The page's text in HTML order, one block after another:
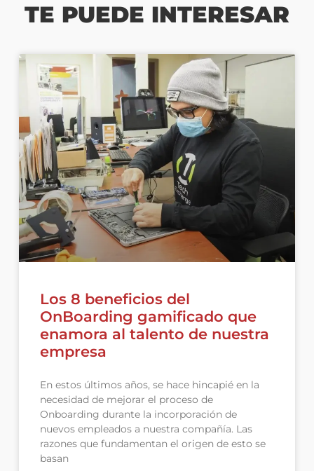
TE PUEDE INTERESAR
Los 8 beneficios del
OnBoarding gamificado que
enamora al talento de nuestra
empresa
En estos últimos años, se hace hincapié en la
necesidad de mejorar el proceso de
Onboarding durante la incorporación de
nuevos empleados a nuestra compañía. Las
razones que fundamentan el origen de esto se
basan